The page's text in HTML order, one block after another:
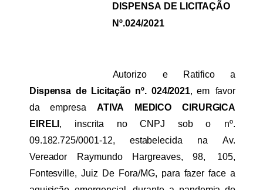
DISPENSA DE LICITAÇÃO
Nº.024/2021
Autorizo e Ratifico
a
Dispensa de Licitação nº. 024/2021, em favor
da
empresa ATIVA MEDICO
CIRURGICA
EIRELI , inscrita no CNPJ sob o
nº.
09.182.725/0001-12,
estabelecida na
Av.
Vereador
Raymundo Hargreaves, 98,
105,
Fontesville, Juiz De Fora/MG, para fazer face a